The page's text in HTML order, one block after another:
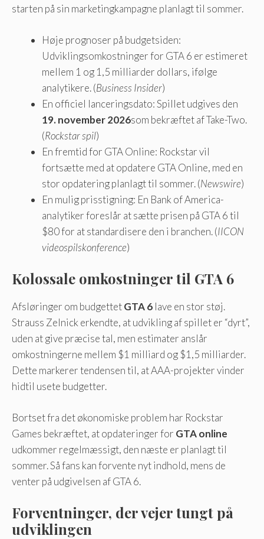
starten på sin marketingkampagne planlagt til sommer.
Høje prognoser på budgetsiden:
Udviklingsomkostninger for GTA 6 er estimeret
mellem 1 og 1,5 milliarder dollars, ifølge
analytikere. (Business Insider)
En officiel lanceringsdato: Spillet udgives den
19. november 2026som bekræftet af Take-Two.
(Rockstar spil)
En fremtid for GTA Online: Rockstar vil
fortsætte med at opdatere GTA Online, med en
stor opdatering planlagt til sommer. (Newswire)
En mulig prisstigning: En Bank of America-
analytiker foreslår at sætte prisen på GTA 6 til
$80 for at standardisere den i branchen. (IICON
videospilskonference)
Kolossale omkostninger til GTA 6
Afsløringer om budgettetGTA 6 lave en stor støj.
Strauss Zelnick erkendte, at udvikling af spillet er “dyrt”,
uden at give præcise tal, men estimater anslår
omkostningerne mellem $1 milliard og $1,5 milliarder.
Dette markerer tendensen til, at AAA-projekter vinder
hidtil usete budgetter.
Bortset fra det økonomiske problem har Rockstar
Games bekræftet, at opdateringer for GTA online
udkommer regelmæssigt, den næste er planlagt til
sommer. Så fans kan forvente nyt indhold, mens de
venter på udgivelsen af ​​GTA 6.
Forventninger, der vejer tungt på
udviklingen